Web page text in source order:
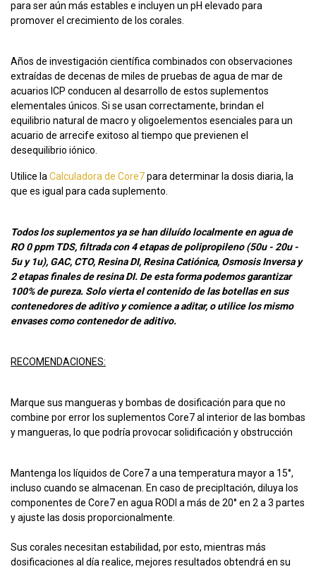
para ser aún más estables e incluyen un pH elevado para
promover el crecimiento de los corales.
Años de investigación científica combinados con observaciones
extraídas de decenas de miles de pruebas de agua de mar de
acuarios ICP conducen al desarrollo de estos suplementos
elementales únicos. Si se usan correctamente, brindan el
equilibrio natural de macro y oligoelementos esenciales para un
acuario de arrecife exitoso al tiempo que previenen el
desequilibrio iónico.
Utilice laCalculadora de Core7para determinar la dosis diaria, la
que es igual para cada suplemento.
Todos los suplementos ya se han diluído localmente en agua de
RO 0 ppm TDS, filtrada con 4 etapas de polipropileno (50u - 20u -
5u y 1u), GAC, CTO, Resina DI, Resina Catiónica, Osmosis Inversa y
2 etapas finales de resina DI. De esta forma podemos garantizar
100% de pureza. Solo vierta el contenido de las botellas en sus
contenedores de aditivo y comience a aditar, o utilice los mismo
envases como contenedor de aditivo.
RECOMENDACIONES:
Marque sus mangueras y bombas de dosificación para que no
combine por error los suplementos Core7 al interior de las bombas
y mangueras, lo que podría provocar solidificación y obstrucción
Mantenga los líquidos de Core7 a una temperatura mayor a 15°,
incluso cuando se almacenan. En caso de precipItación, diluya los
componentes de Core7 en agua RODI a más de 20° en 2 a 3 partes
y ajuste las dosis proporcionalmente.
Sus corales necesitan estabilidad, por esto, mientras más
dosificaciones al día realice, mejores resultados obtendrá en su